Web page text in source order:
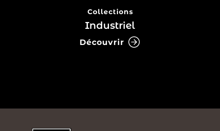
Collections
Industriel
Découvrir